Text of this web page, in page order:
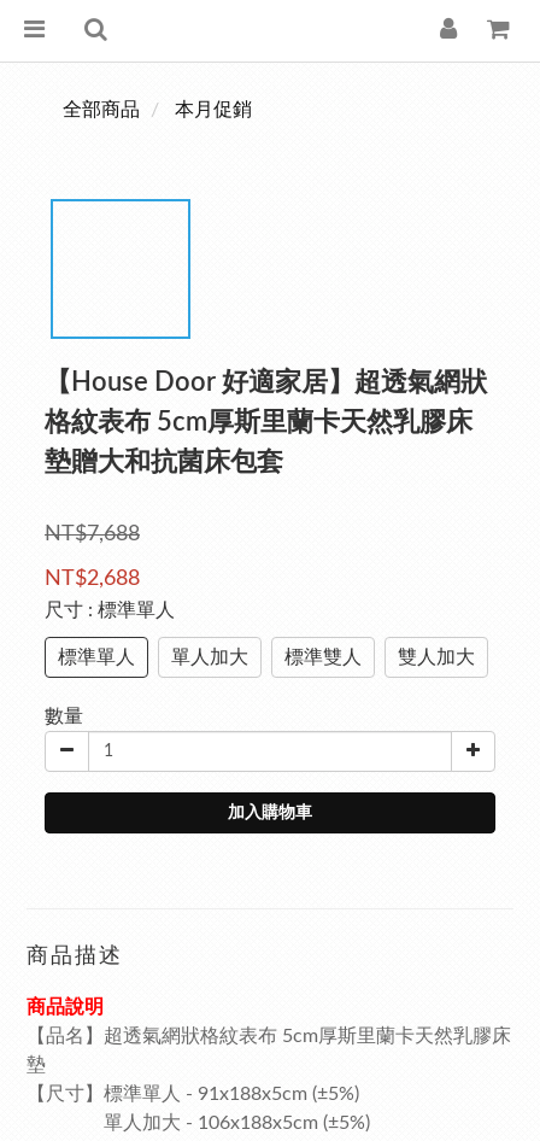
全部商品 本月促銷
【House Door 好適家居】超透氣網狀
格紋表布 5cm厚斯里蘭卡天然乳膠床
墊贈大和抗菌床包套
NT$7,688
NT$2,688
尺寸 : 標準單人
標準單人 單人加大 標準雙人 雙人加大
數量
加入購物車
商品描述
商品說明
【品名】超透氣網狀格紋表布 5cm厚斯里蘭卡天然乳膠床
墊
【尺寸】標準單人 - 91x188x5cm (±5%)
單人加大 - 106x188x5cm (±5%)